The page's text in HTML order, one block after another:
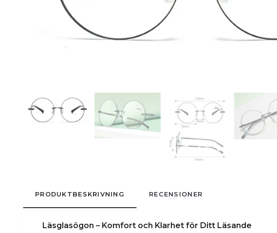
PRODUKTBESKRIVNING RECENSIONER
Läsglasögon – Komfort och Klarhet för Ditt Läsande